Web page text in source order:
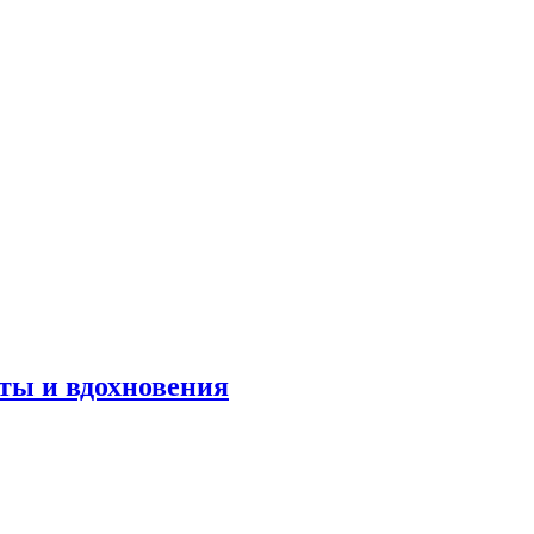
и вдохновения